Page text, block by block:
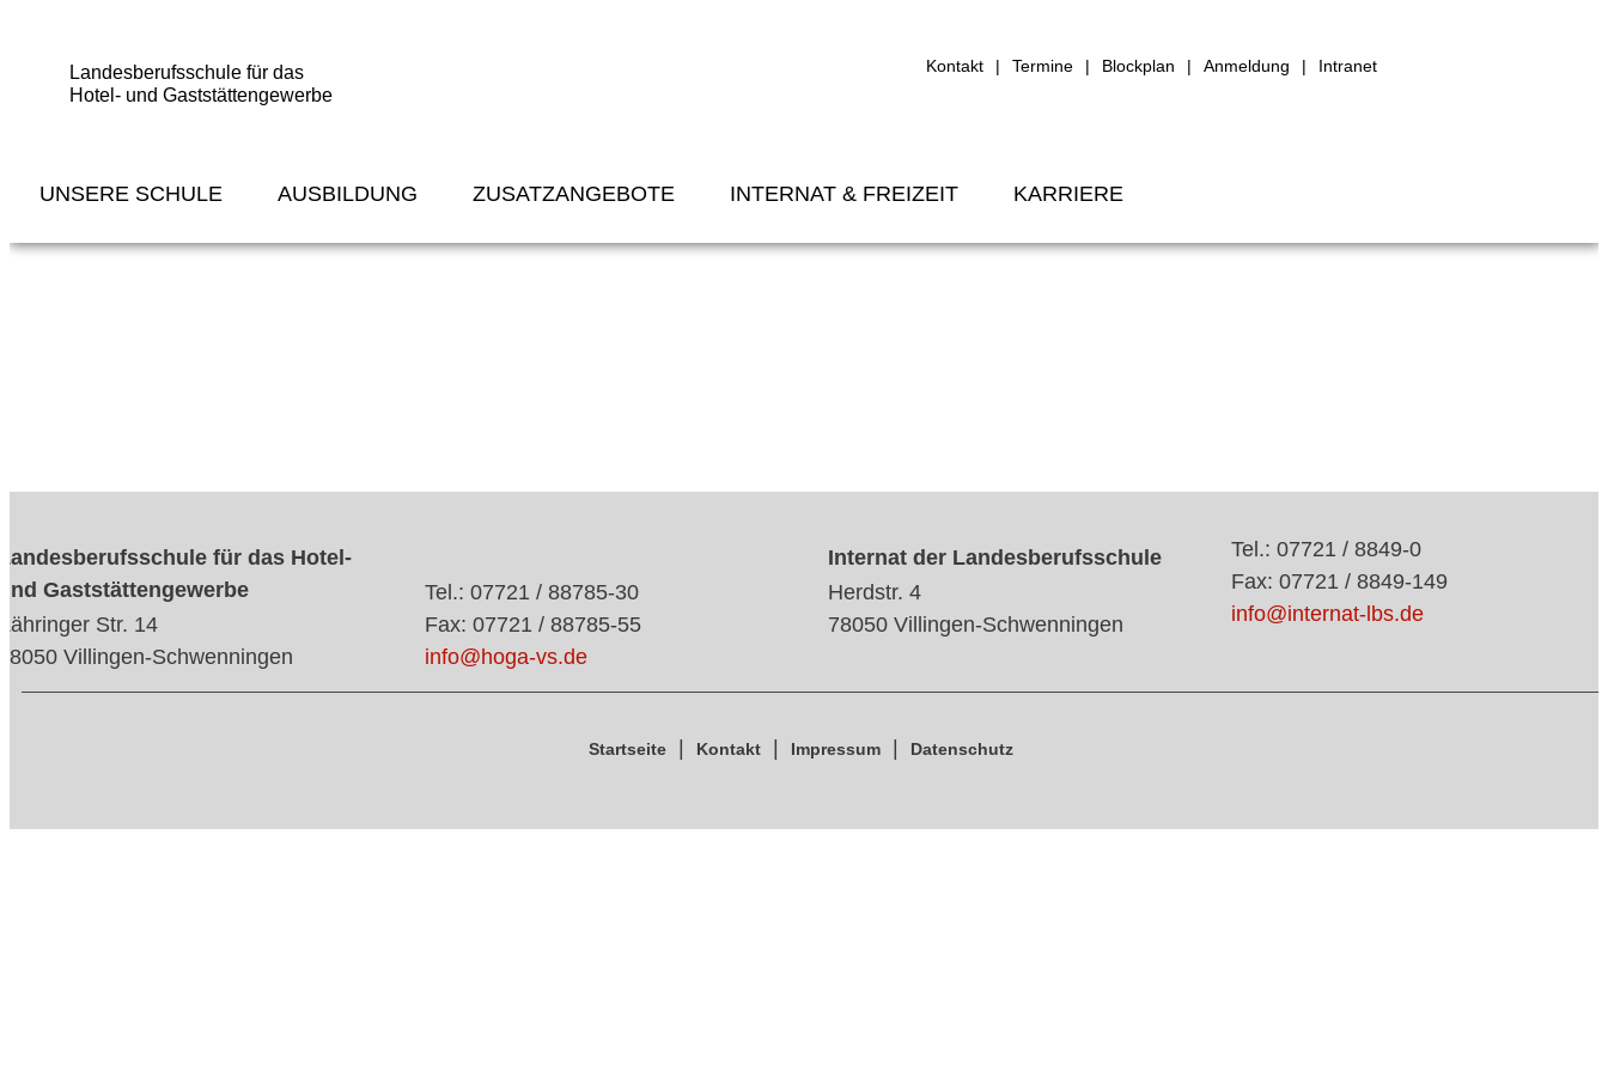
Landesberufsschule für das
Hotel- und Gaststättengewerbe
Kontakt Termine Blockplan Anmeldung Intranet
UNSERE SCHULE AUSBILDUNG ZUSATZANGEBOTE INTERNAT & FREIZEIT KARRIERE
für das Hotel-
Gaststättengewerbe
Str. 14
Villingen-Schwenningen
Tel.: 07721 / 88785-30
Fax: 07721 / 88785-55
info@hoga-vs.de
Internat der Landesberufsschule
Herdstr. 4
78050 Villingen-Schwenningen
Tel.: 07721 / 8849-0
Fax: 07721 / 8849-149
info@internat-lbs.de
Startseite Kontakt Impressum Datenschutz